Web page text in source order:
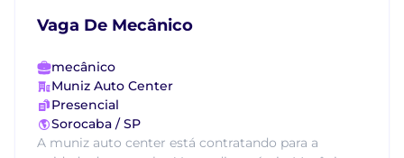
Vaga De Mecânico
mecânico
Muniz Auto Center
Presencial
Sorocaba / SP
A muniz auto center está contratando para a